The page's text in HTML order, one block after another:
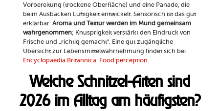
Vorbereitung (trockene Oberfläche) und eine Panade, die
beim Ausbacken Luftigkeit entwickelt. Sensorisch ist das gut
erklärbar: Aroma und Textur werden im Mund gemeinsam
wahrgenommen; Knusprigkeit verstärkt den Eindruck von
Frische und „richtig gemacht“. Eine gut zugängliche
Übersicht zur Lebensmittelwahrnehmung findet sich bei
Encyclopaedia Britannica: Food perception.
Welche Schnitzel-Arten sind
2026 im Alltag am häufigsten?